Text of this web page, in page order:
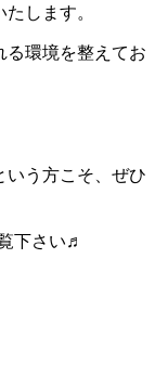
たします。
る環境を整えてお
いう方こそ、ぜひ
下さい♬